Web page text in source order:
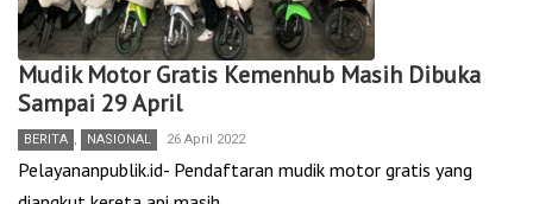
Mudik Motor Gratis Kemenhub Masih Dibuka
Sampai 29 April
BERITA , NASIONAL 26 April 2022
Pelayananpublik.id- Pendaftaran mudik motor gratis yang